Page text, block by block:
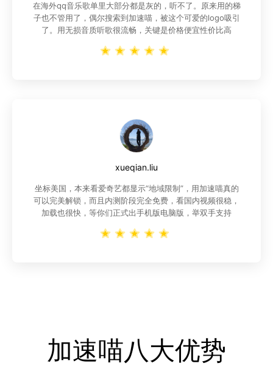
在海外qq音乐歌单里大部分都是灰的，听不了。原来用的梯
子也不管用了，偶尔搜索到加速喵，被这个可爱的logo吸引
了。用无损音质听歌很流畅，关键是价格便宜性价比高
xueqian.liu
坐标美国，本来看爱奇艺都显示“地域限制”，用加速喵真的
可以完美解锁，而且内测阶段完全免费，看国内视频很稳，
加载也很快，等你们正式出手机版电脑版，举双手支持
加速喵八大优势